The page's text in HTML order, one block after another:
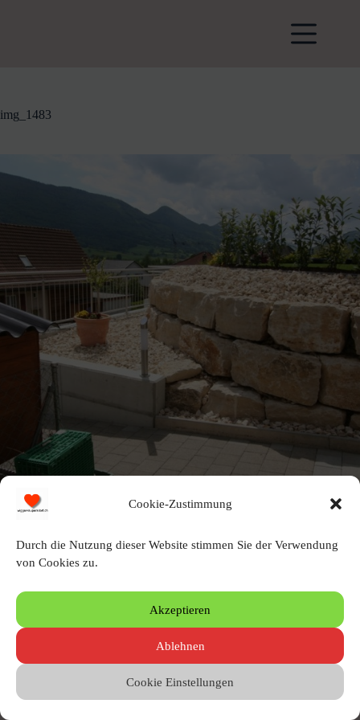
Cookie-Zustimmung
Durch die Nutzung dieser Website stimmen Sie der Verwendung
von Cookies zu.
Akzeptieren
Ablehnen
Cookie Einstellungen
img_1483
Schreibe einen Kommentar
Du musst angemeldet sein, um einen Kommentar zu erstellen.
© 2010 – 2026 by Heinz Wigger